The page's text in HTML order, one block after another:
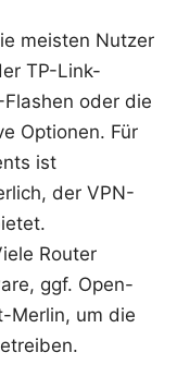
meisten Nutzer
TP-Link-
oder die
Optionen. Für
ist
der VPN-
Router
ggf. Open-
Merlin, um die